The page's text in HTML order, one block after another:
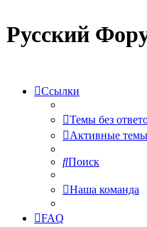
Русский
Ссылки
Темы без
Активные темы
Поиск
Наша команда
FAQ